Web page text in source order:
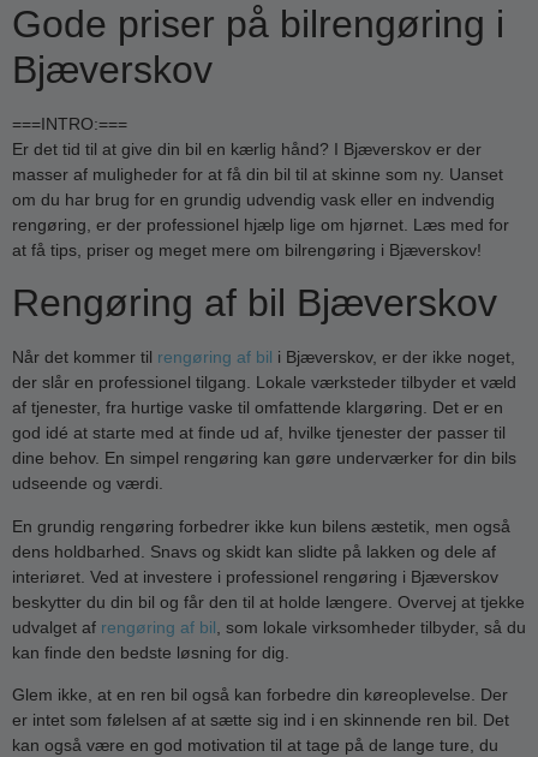
Gode priser på bilrengøring i
Bjæverskov
===INTRO:===
Er det tid til at give din bil en kærlig hånd? I Bjæverskov er der
masser af muligheder for at få din bil til at skinne som ny. Uanset
om du har brug for en grundig udvendig vask eller en indvendig
rengøring, er der professionel hjælp lige om hjørnet. Læs med for
at få tips, priser og meget mere om bilrengøring i Bjæverskov!
Rengøring af bil Bjæverskov
Når det kommer til rengøring af bil i Bjæverskov, er der ikke noget,
der slår en professionel tilgang. Lokale værksteder tilbyder et væld
af tjenester, fra hurtige vaske til omfattende klargøring. Det er en
god idé at starte med at finde ud af, hvilke tjenester der passer til
dine behov. En simpel rengøring kan gøre underværker for din bils
udseende og værdi.
En grundig rengøring forbedrer ikke kun bilens æstetik, men også
dens holdbarhed. Snavs og skidt kan slidte på lakken og dele af
interiøret. Ved at investere i professionel rengøring i Bjæverskov
beskytter du din bil og får den til at holde længere. Overvej at tjekke
udvalget af rengøring af bil , som lokale virksomheder tilbyder, så du
kan finde den bedste løsning for dig.
Glem ikke, at en ren bil også kan forbedre din køreoplevelse. Der
er intet som følelsen af at sætte sig ind i en skinnende ren bil. Det
kan også være en god motivation til at tage på de lange ture, du